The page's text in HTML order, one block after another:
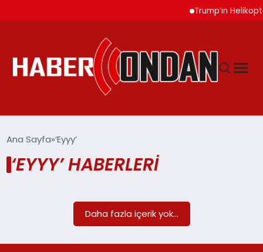
Trump’ın
SIYASET
Ana Sayfa ‘Eyyy’
‘EYYY’ HABERLERI
Daha fazla içerik yok...